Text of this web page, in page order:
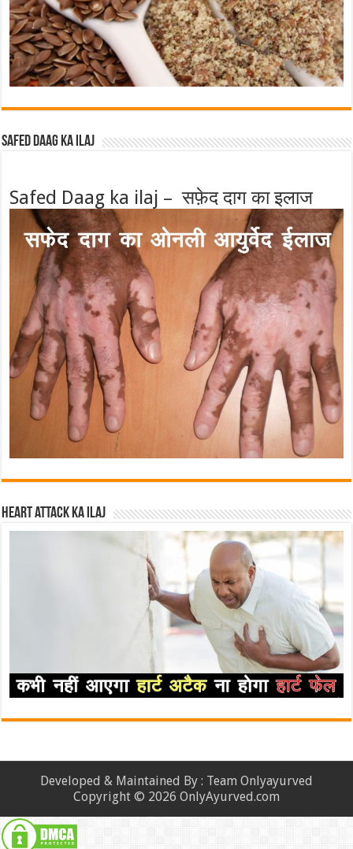
Safed Daag ka ilaj
Safed Daag ka ilaj – सफ़ेद दाग का इलाज
Heart attack ka ilaj
Developed & Maintained By : Team Onlyayurved
Copyright © 2026 OnlyAyurved.com